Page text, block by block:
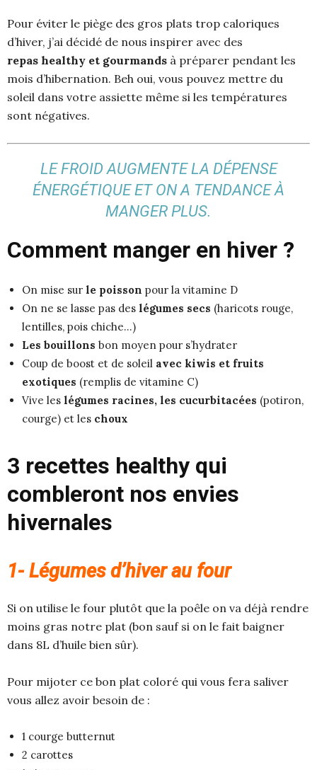
Pour éviter le piège des gros plats trop caloriques
d’hiver, j’ai décidé de nous inspirer avec des
repas healthy et gourmands à préparer pendant les
mois d’hibernation. Beh oui, vous pouvez mettre du
soleil dans votre assiette même si les températures
sont négatives.
LE FROID AUGMENTE LA DÉPENSE
ÉNERGÉTIQUE ET ON A TENDANCE À
MANGER PLUS.
Comment manger en hiver ?
On mise sur le poisson pour la vitamine D
On ne se lasse pas des légumes secs (haricots rouge,
lentilles, pois chiche…)
Les bouillons bon moyen pour s’hydrater
Coup de boost et de soleil avec kiwis et fruits
exotiques (remplis de vitamine C)
Vive les légumes racines, les cucurbitacées (potiron,
courge) et les choux
3 recettes healthy qui
combleront nos envies
hivernales
1- Légumes d’hiver au four
Si on utilise le four plutôt que la poêle on va déjà rendre
moins gras notre plat (bon sauf si on le fait baigner
dans 8L d’huile bien sûr).
Pour mijoter ce bon plat coloré qui vous fera saliver
vous allez avoir besoin de :
1 courge butternut
2 carottes